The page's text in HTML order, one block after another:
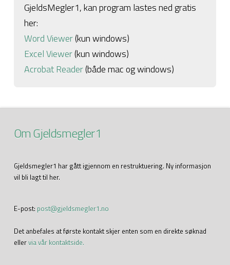
GjeldsMegler1, kan program lastes ned gratis
her:
Word Viewer(kun windows)
Excel Viewer(kun windows)
Acrobat Reader(både mac og windows)
Om Gjeldsmegler1
Gjeldsmegler1 har gått igjennom en restruktuering. Ny informasjon
vil bli lagt til her.
E-post: post@gjeldsmegler1.no
Det anbefales at første kontakt skjer enten som en direkte søknad
ellervia vår kontaktside.